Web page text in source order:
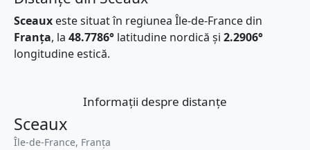
Sceaux este situat în regiunea Île-de-France din
Franţa, la 48.7786° latitudine nordică și 2.2906°
longitudine estică.
Informații despre distanțe
Sceaux
Île-de-France, Franţa